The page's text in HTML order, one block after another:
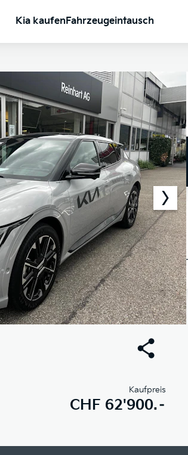
Kia kaufenFahrzeugeintausch
Kaufpreis
CHF 62'900.–